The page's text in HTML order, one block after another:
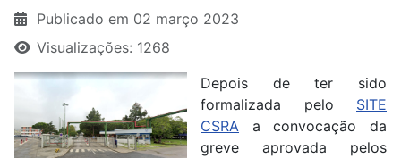
Publicado em 02 março 2023
Visualizações: 1268
Depois de ter sido
formalizada pelo SITE
CSRA a convocação da
greve aprovada pelos